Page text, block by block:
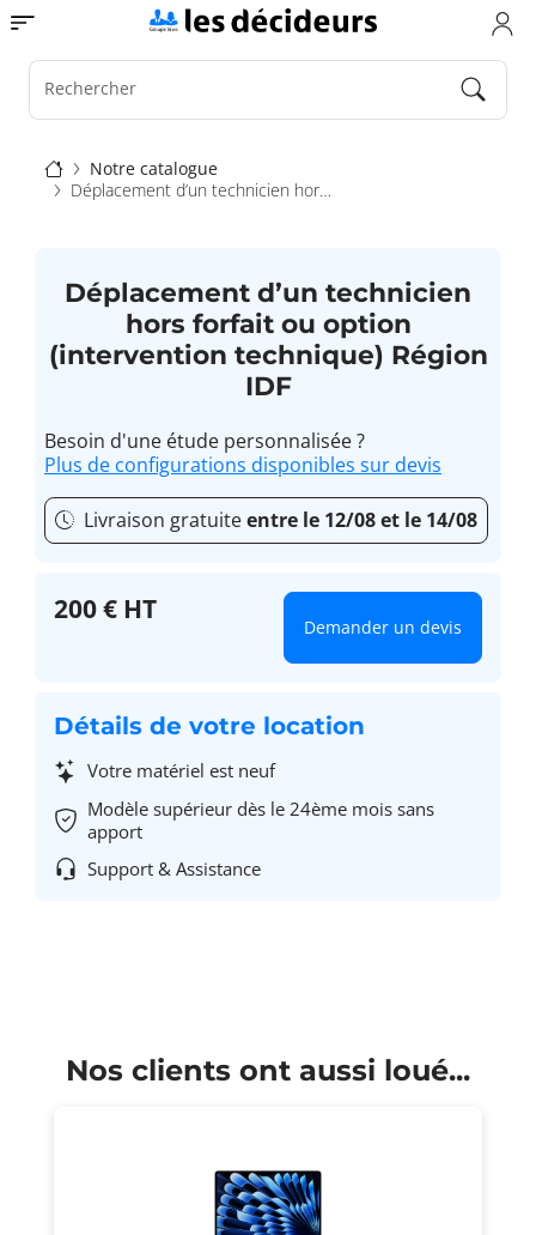
Aller
au
contenu
principal
Toggle navigation
Rechercher
Fil
d'Ariane
Notre catalogue
Déplacement d’un technicien hors forfait ou option (intervention technique) Région IDF
Déplacement d’un technicien
hors forfait ou option
(intervention technique) Région
IDF
Besoin d'une étude personnalisée ?
Plus de configurations disponibles sur devis
Livraison gratuiteentre le 12/08 et le 14/08
200 € HT
Demander un devis
Détails de votre location
Votre matériel est neuf
Modèle supérieur dès le 24ème mois sans
apport
Support & Assistance
Nos clients ont aussi loué...